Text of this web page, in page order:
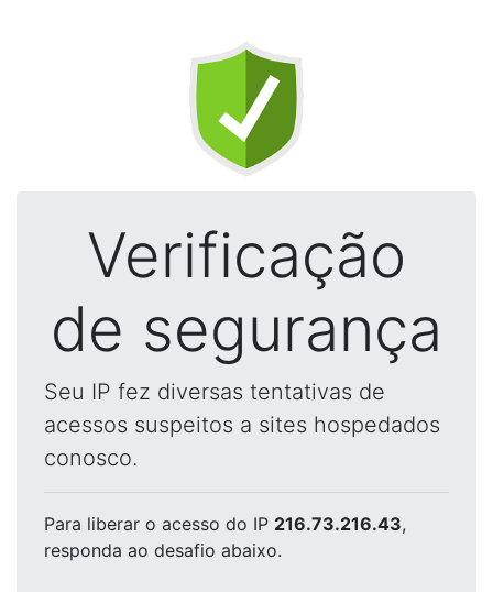
Verificação
de segurança
Seu IP fez diversas tentativas de
acessos suspeitos a sites hospedados
conosco.
Para liberar o acesso do IP 216.73.216.43,
responda ao desafio abaixo.